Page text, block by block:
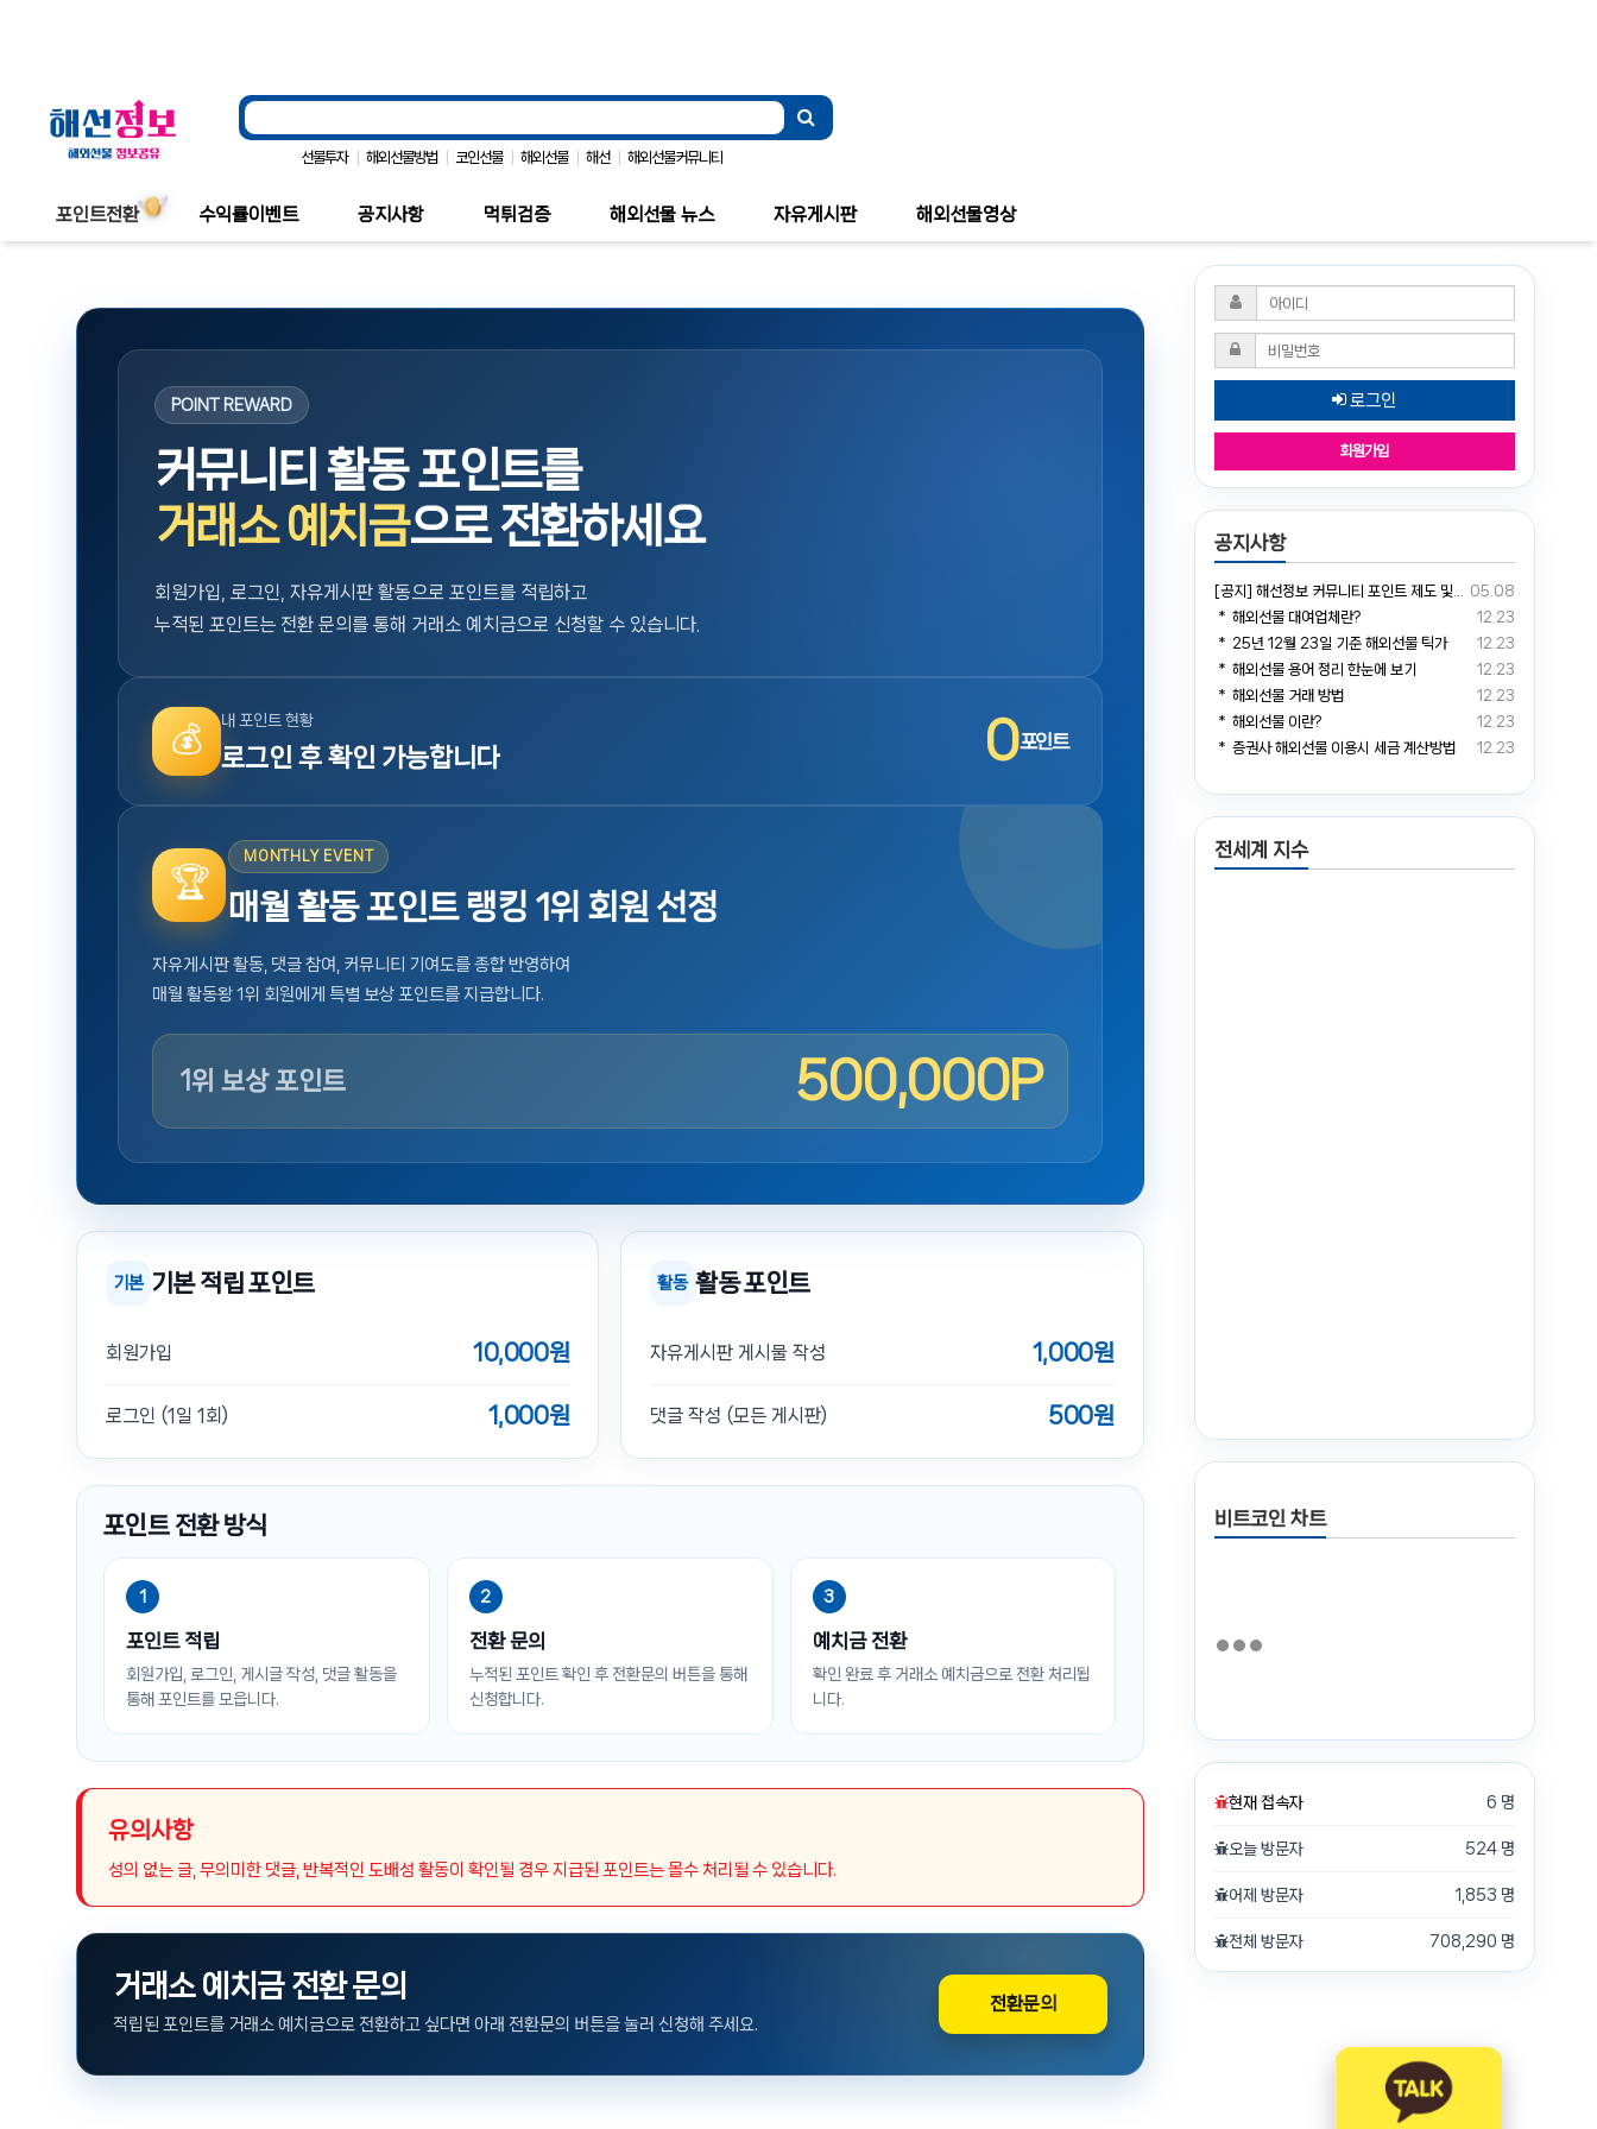
선물투자 해외선물방법 코인선물 해외선물 해선 해외선물커뮤니티
포인트전환 수익률이벤트 공지사항 먹튀검증 해외선물 뉴스 자유게시판 해외선물영상
POINT REWARD
커뮤니티 활동 포인트를
거래소 예치금으로 전환하세요
회원가입, 로그인, 자유게시판 활동으로 포인트를 적립하고
누적된 포인트는 전환 문의를 통해 거래소 예치금으로 신청할 수 있습니다.
내 포인트 현황
로그인 후 확인 가능합니다 0포인트
MONTHLY EVENT
매월 활동 포인트 랭킹 1위 회원 선정
자유게시판 활동, 댓글 참여, 커뮤니티 기여도를 종합 반영하여
매월 활동왕 1위 회원에게 특별 보상 포인트를 지급합니다.
1위 보상 포인트 500,000P
기본 기본 적립 포인트
회원가입 10,000원
로그인 (1일 1회) 1,000원
활동 활동 포인트
자유게시판 게시물 작성 1,000원
댓글 작성 (모든 게시판) 500원
포인트 전환 방식
1
포인트 적립
회원가입, 로그인, 게시글 작성, 댓글 활동을
통해 포인트를 모읍니다.
2
전환 문의
누적된 포인트 확인 후 전환문의 버튼을 통해
신청합니다.
3
예치금 전환
확인 완료 후 거래소 예치금으로 전환 처리됩
니다.
유의사항
성의 없는 글, 무의미한 댓글, 반복적인 도배성 활동이 확인될 경우 지급된 포인트는 몰수 처리될 수 있습니다.
거래소 예치금 전환 문의
적립된 포인트를 거래소 예치금으로 전환하고 싶다면 아래 전환문의 버튼을 눌러 신청해 주세요.
전환문의
로그인
회원가입
공지사항
05.08
[공지] 해선정보 커뮤니티 포인트 제도 및 거래소 예치금 전환 안내
12.23
＊ 해외선물 대여업체란?
12.23
＊ 25년 12월 23일 기준 해외선물 틱가
12.23
＊ 해외선물 용어 정리 한눈에 보기
12.23
＊ 해외선물 거래 방법
12.23
＊ 해외선물 이란?
12.23
＊ 증권사 해외선물 이용시 세금 계산방법
전세계 지수
비트코인 차트
현재 접속자 6 명
오늘 방문자 524 명
어제 방문자 1,853 명
전체 방문자 708,290 명